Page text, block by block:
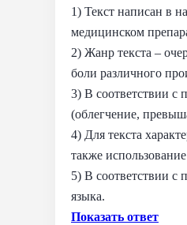
1) Текст написан в
медицинском
2) Жанр текста –
боли различного
3) В соответствии с
(облегчение,
4) Для текста
также
5) В соответствии с
языка.
Показать ответ